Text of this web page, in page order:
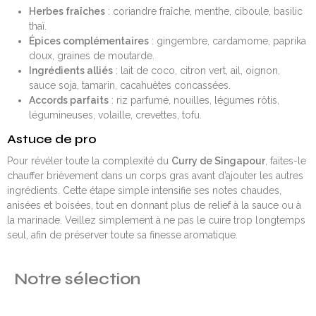
Herbes fraîches: coriandre fraîche, menthe, ciboule, basilic
thaï.
Épices complémentaires: gingembre, cardamome, paprika
doux, graines de moutarde.
Ingrédients alliés: lait de coco, citron vert, ail, oignon,
sauce soja, tamarin, cacahuètes concassées.
Accords parfaits: riz parfumé, nouilles, légumes rôtis,
légumineuses, volaille, crevettes, tofu.
Astuce de pro
Pour révéler toute la complexité du Curry de Singapour , faites-le
chauffer brièvement dans un corps gras avant d’ajouter les autres
ingrédients. Cette étape simple intensifie ses notes chaudes,
anisées et boisées, tout en donnant plus de relief à la sauce ou à
la marinade. Veillez simplement à ne pas le cuire trop longtemps
seul, afin de préserver toute sa finesse aromatique.
Notre sélection